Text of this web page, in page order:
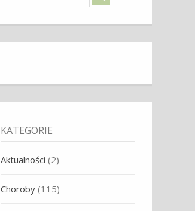
KATEGORIE
Aktualności (2)
Choroby (115)